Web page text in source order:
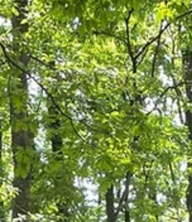
heimischen Wildkräuter. Bei einem
abwechslungsreichen Rundgang durch die
umliegende Wiese wurden Pflanzen mit allen
Sinnen erkundet: Sehen, Riechen, Fühlen,
Schmecken – die Schülerinnen und Schüler
lernten, wie man ve